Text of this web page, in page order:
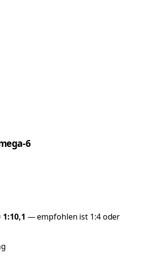
6
1:10,1 — empfohlen ist 1:4 oder